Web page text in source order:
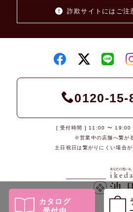
カタログ
詐欺サイトにはご注
0120-15-
[ 受付時間 ] 11:00 〜 19:00
※営業中の店舗へ繋が
土日祝日は繋がりにくい場合が